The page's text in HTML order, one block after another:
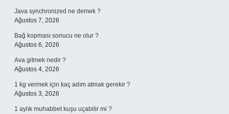
Java synchronized ne demek ?
Ağustos 7, 2026
Bağ kopması sonucu ne olur ?
Ağustos 6, 2026
Ava gitmek nedir ?
Ağustos 4, 2026
1 kg vermek için kaç adım atmak gerekir ?
Ağustos 3, 2026
1 aylık muhabbet kuşu uçabilir mi ?